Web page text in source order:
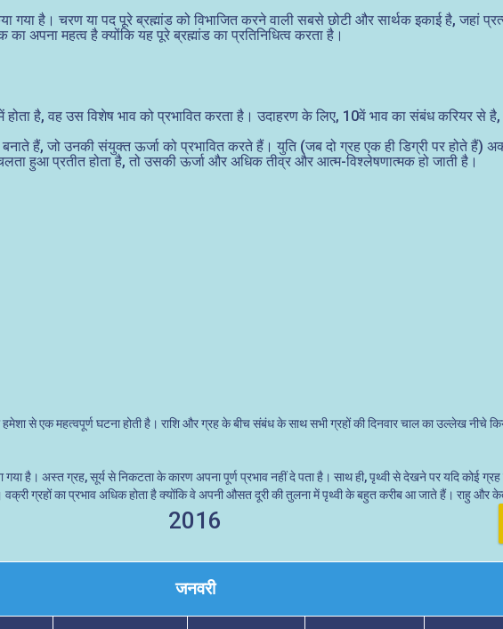
गया है। चरण या पद पूरे ब्रह्मांड को विभाजित करने वाली सबसे छोटी और सार्थक इकाई है, जहां
महत्व है क्योंकि यह पूरे ब्रह्मांड का प्रतिनिधित्व करता है।
है, वह उस विशेष भाव को प्रभावित करता है। उदाहरण के लिए, 10वें भाव का संबंध करियर से
हैं, जो उनकी संयुक्त ऊर्जा को प्रभावित करते हैं। युति (जब दो ग्रह एक ही डिग्री पर होते हैं)
हुआ प्रतीत होता है, तो उसकी ऊर्जा और अधिक तीव्र और आत्म-विश्लेषणात्मक हो जाती है।
हमेशा से एक महत्वपूर्ण घटना होती है। राशि और ग्रह के बीच संबंध के साथ सभी ग्रहों की दिनवार चाल का उल्लेख नीचे
है। अस्त ग्रह, सूर्य से निकटता के कारण अपना पूर्ण प्रभाव नहीं दे पता है। साथ ही, पृथ्वी से देखने पर यदि कोई
वक्री ग्रहों का प्रभाव अधिक होता है क्योंकि वे अपनी औसत दूरी की तुलना में पृथ्वी के बहुत करीब आ जाते हैं। राहु और
2016
जनवरी